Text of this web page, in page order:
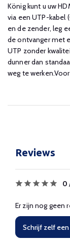
König kunt u uw
via een UTP-kabel
en de zender, leg
de ontvanger met
UTP zonder
dunner dan
weg te
Reviews
0
Er zijn nog geen
Schrijf zelf